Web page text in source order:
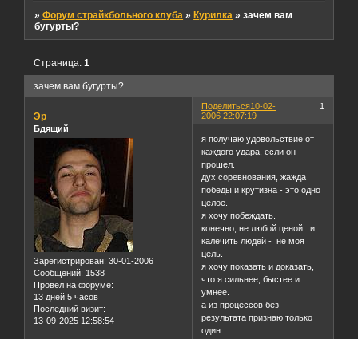
»Форум страйкбольного клуба »Курилка »зачем вам
бугурты?
зачем вам бугурты?
Страница:1
Поделиться 1
10-02-
2006 22:07:19
Эр
Бдящий
Зарегистрирован: 30-01-2006
Сообщений: 1538
Провел на форуме:
13 дней 5 часов
Последний визит:
13-09-2025 12:58:54
я получаю удовольствие от
каждого удара, если он
прошел.
дух соревнования, жажда
победы и крутизна - это одно
целое.
я хочу побеждать.
конечно, не любой ценой. и
калечить людей - не моя
цель.
я хочу показать и доказать,
что я сильнее, быстее и
умнее.
а из процессов без
результата признаю только
один.